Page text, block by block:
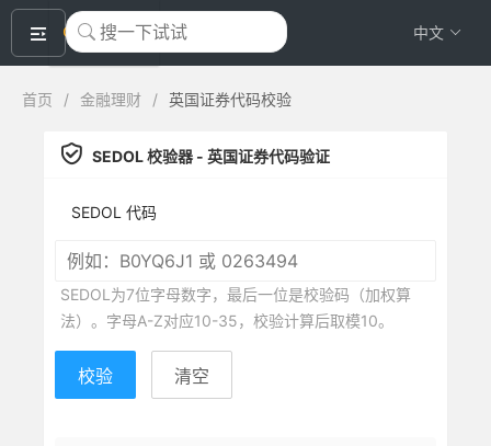
okeyTool 中文
首页 / 金融理财 / 英国证券代码校验
SEDOL 校验器 - 英国证券代码验证
SEDOL 代码
SEDOL为7位字母数字，最后一位是校验码（加权算
法）。字母A-Z对应10-35，校验计算后取模10。
校验 清空